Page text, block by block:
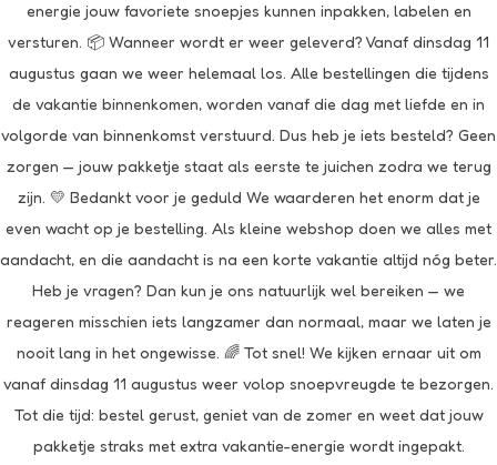
energie jouw favoriete snoepjes kunnen inpakken, labelen en
versturen. 📦 Wanneer wordt er weer geleverd? Vanaf dinsdag 11
augustus gaan we weer helemaal los. Alle bestellingen die tijdens
de vakantie binnenkomen, worden vanaf die dag met liefde en in
volgorde van binnenkomst verstuurd. Dus heb je iets besteld? Geen
zorgen — jouw pakketje staat als eerste te juichen zodra we terug
zijn. 💛 Bedankt voor je geduld We waarderen het enorm dat je
even wacht op je bestelling. Als kleine webshop doen we alles met
aandacht, en die aandacht is na een korte vakantie altijd nóg beter.
Heb je vragen? Dan kun je ons natuurlijk wel bereiken — we
reageren misschien iets langzamer dan normaal, maar we laten je
nooit lang in het ongewisse. 🌈 Tot snel! We kijken ernaar uit om
vanaf dinsdag 11 augustus weer volop snoepvreugde te bezorgen.
Tot die tijd: bestel gerust, geniet van de zomer en weet dat jouw
pakketje straks met extra vakantie-energie wordt ingepakt.